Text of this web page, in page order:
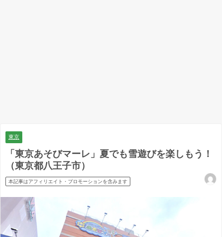
東京
「東京あそびマーレ」夏でも雪遊びを楽しもう！
（東京都八王子市）
本記事はアフィリエイト・プロモーションを含みます